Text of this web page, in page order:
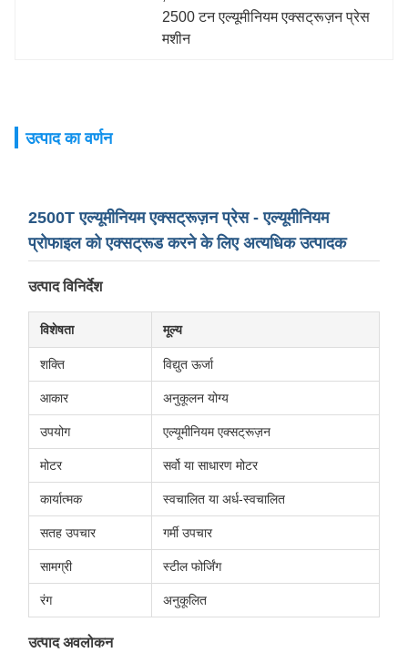
2500 टन एल्यूमीनियम एक्सट्रूज़न प्रेस
मशीन
उत्पाद का वर्णन
2500T एल्यूमीनियम एक्सट्रूज़न प्रेस - एल्यूमीनियम
प्रोफाइल को एक्सट्रूड करने के लिए अत्यधिक उत्पादक
उत्पाद विनिर्देश
विशेषता मूल्य
शक्ति विद्युत ऊर्जा
आकार अनुकूलन योग्य
उपयोग एल्यूमीनियम एक्सट्रूज़न
मोटर सर्वो या साधारण मोटर
कार्यात्मक स्वचालित या अर्ध-स्वचालित
सतह उपचार गर्मी उपचार
सामग्री स्टील फोर्जिंग
रंग अनुकूलित
उत्पाद अवलोकन